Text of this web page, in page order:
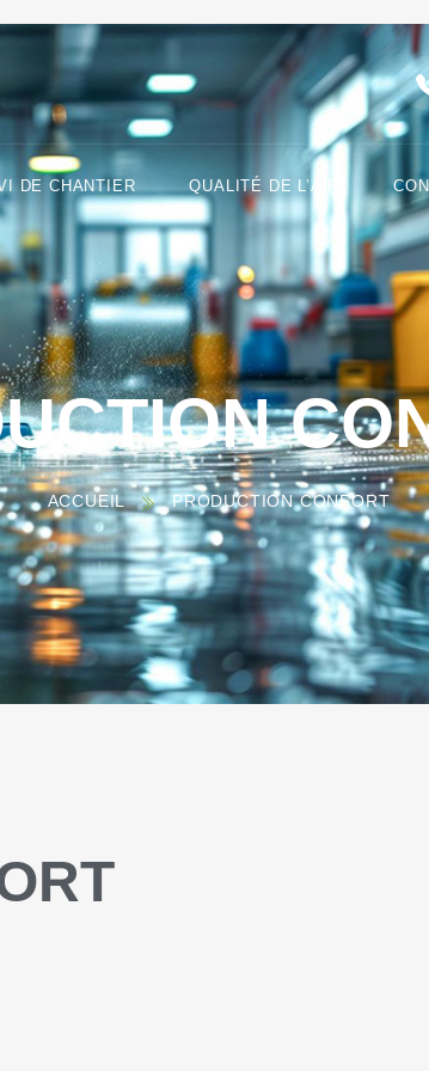
DE CHANTIER QUALITÉ DE L’AIR
ACCUEIL PRODUCTION CONFORT